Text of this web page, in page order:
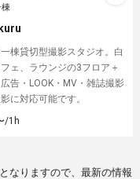
棟貸切型撮影スタジオ。白
ェ、ラウンジの3フロア＋
告・LOOK・MV・雑誌撮影
に対応可能です。
/1h
なりますので、最新の情報